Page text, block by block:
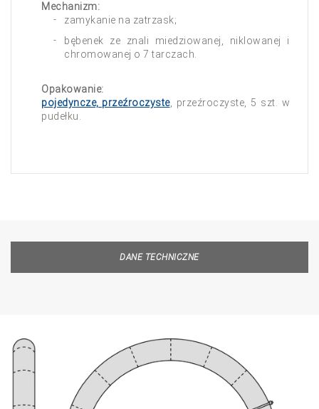
Mechanizm:
zamykanie na zatrzask;
bębenek ze znali miedziowanej, niklowanej i
chromowanej o 7 tarczach.
Opakowanie:
pojedyncze, przeźroczyste, przeźroczyste, 5 szt. w
pudełku.
DANE TECHNICZNE